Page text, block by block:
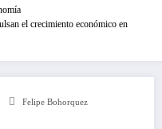
el crecimiento económico en
Felipe Bohorquez